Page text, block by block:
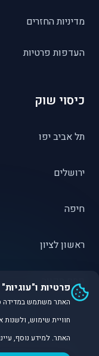
מדיניות החזרים
העדפות פרטיות
כיסוי שוק
תל אביב יפו
ירושלים
חיפה
ראשון לציון
פתח תקווה
פרטיות ו"עוגיות"
האתר משתמש במדידה
חוויית שימוש,
האתר. למידע נוסף,